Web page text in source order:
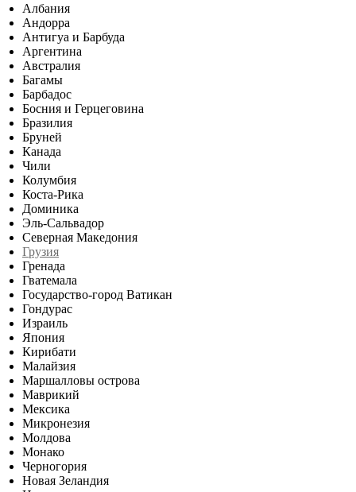
Албания
Андорра
Антигуа и Барбуда
Аргентина
Австралия
Багамы
Барбадос
Босния и Герцеговина
Бразилия
Бруней
Канада
Чили
Колумбия
Коста-Рика
Доминика
Эль-Сальвадор
Северная Македония
Грузия
Гренада
Гватемала
Государство-город Ватикан
Гондурас
Израиль
Япония
Кирибати
Малайзия
Маршалловы острова
Маврикий
Мексика
Микронезия
Молдова
Монако
Черногория
Новая Зеландия